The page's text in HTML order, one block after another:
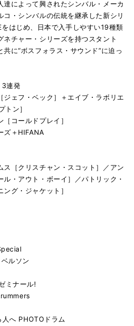
達によって興されたシンバル・メーカ
コ・シンバルの伝統を継承した新シリ
はじめ、日本で入手しやすい19種類
ネチャー・シリーズを持つスタント
共に“ボスフォラス・サウンド”に迫っ
連発
ェフ・ベック］＋エイブ・ラボリエ
トン］
コールドプレイ］
ズ＋HIFANA
ス［クリスチャン・スコット］／アン
・アウト・ボーイ］／パトリック・
グ・ジャケット］
ルソン
ミナール!
へ PHOTOドラム